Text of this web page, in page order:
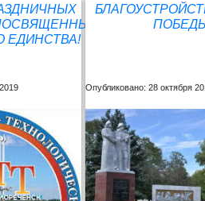
ЕДИНСТВА!
Опубликовано: 28 октября